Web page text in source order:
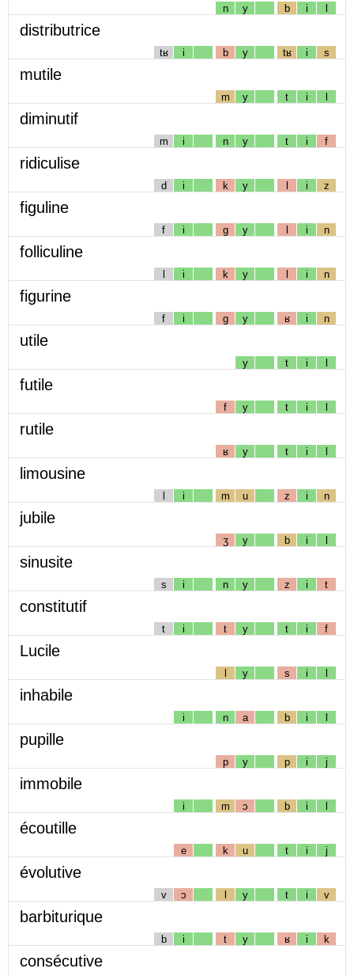
n y b i l
distributrice
tʁ i b y tʁ i s
mutile
m y t i l
diminutif
m i n y t i f
ridiculise
d i k y l i z
figuline
f i g y l i n
folliculine
l i k y l i n
figurine
f i g y ʁ i n
utile
y t i l
futile
f y t i l
rutile
ʁ y t i l
limousine
l i m u z i n
jubile
ʒ y b i l
sinusite
s i n y z i t
constitutif
t i t y t i f
Lucile
l y s i l
inhabile
i n a b i l
pupille
p y p i j
immobile
i m ɔ b i l
écoutille
e k u t i j
évolutive
v ɔ l y t i v
barbiturique
b i t y ʁ i k
consécutive